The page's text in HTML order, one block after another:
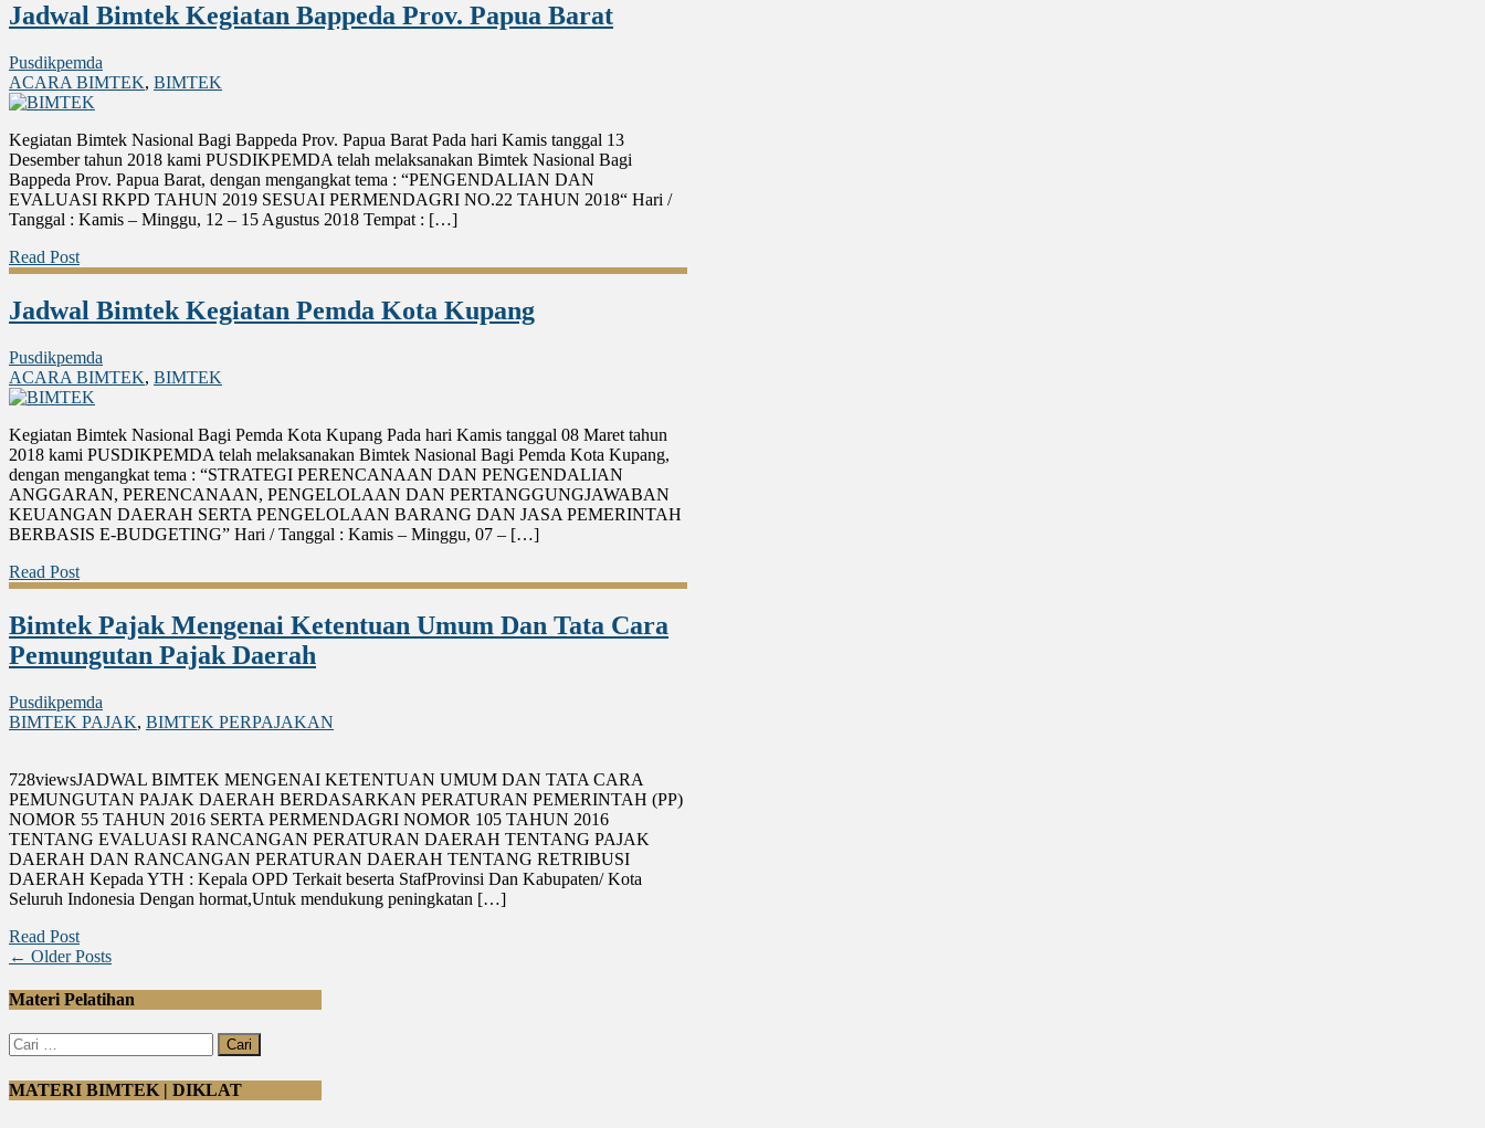
Jadwal Bimtek Kegiatan Bappeda Prov. Papua Barat
Pusdikpemda
ACARA BIMTEK, BIMTEK
Kegiatan Bimtek Nasional Bagi Bappeda Prov. Papua Barat Pada hari Kamis tanggal 13
Desember tahun 2018 kami PUSDIKPEMDA telah melaksanakan Bimtek Nasional Bagi
Bappeda Prov. Papua Barat, dengan mengangkat tema : “PENGENDALIAN DAN
EVALUASI RKPD TAHUN 2019 SESUAI PERMENDAGRI NO.22 TAHUN 2018“ Hari /
Tanggal : Kamis – Minggu, 12 – 15 Agustus 2018 Tempat : […]
Read Post
Jadwal Bimtek Kegiatan Pemda Kota Kupang
Pusdikpemda
ACARA BIMTEK, BIMTEK
Kegiatan Bimtek Nasional Bagi Pemda Kota Kupang Pada hari Kamis tanggal 08 Maret tahun
2018 kami PUSDIKPEMDA telah melaksanakan Bimtek Nasional Bagi Pemda Kota Kupang,
dengan mengangkat tema : “STRATEGI PERENCANAAN DAN PENGENDALIAN
ANGGARAN, PERENCANAAN, PENGELOLAAN DAN PERTANGGUNGJAWABAN
KEUANGAN DAERAH SERTA PENGELOLAAN BARANG DAN JASA PEMERINTAH
BERBASIS E-BUDGETING” Hari / Tanggal : Kamis – Minggu, 07 – […]
Read Post
Bimtek Pajak Mengenai Ketentuan Umum Dan Tata Cara
Pemungutan Pajak Daerah
Pusdikpemda
BIMTEK PAJAK, BIMTEK PERPAJAKAN
728viewsJADWAL BIMTEK MENGENAI KETENTUAN UMUM DAN TATA CARA
PEMUNGUTAN PAJAK DAERAH BERDASARKAN PERATURAN PEMERINTAH (PP)
NOMOR 55 TAHUN 2016 SERTA PERMENDAGRI NOMOR 105 TAHUN 2016
TENTANG EVALUASI RANCANGAN PERATURAN DAERAH TENTANG PAJAK
DAERAH DAN RANCANGAN PERATURAN DAERAH TENTANG RETRIBUSI
DAERAH Kepada YTH : Kepala OPD Terkait beserta StafProvinsi Dan Kabupaten/ Kota
Seluruh Indonesia Dengan hormat,Untuk mendukung peningkatan […]
Read Post
← Older Posts
Materi Pelatihan
Cari
untuk:
MATERI BIMTEK | DIKLAT